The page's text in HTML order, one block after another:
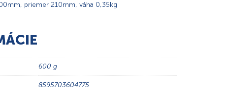
priemer 210mm, váha 0,35kg
600 g
8595703604775